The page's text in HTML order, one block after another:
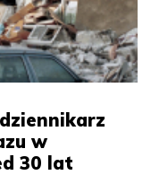
w
30 lat